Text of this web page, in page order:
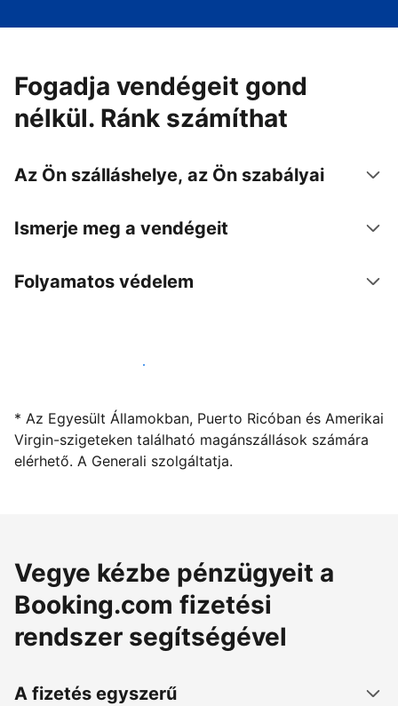
Fogadja vendégeit gond
nélkül. Ránk számíthat
Az Ön szálláshelye, az Ön szabályai
Ismerje meg a vendégeit
Folyamatos védelem
Kínáljon szállást a segítségünkkel
* Az Egyesült Államokban, Puerto Ricóban és Amerikai
Virgin-szigeteken található magánszállások számára
elérhető. A Generali szolgáltatja.
Vegye kézbe pénzügyeit a
Booking.com fizetési
rendszer segítségével
A fizetés egyszerű